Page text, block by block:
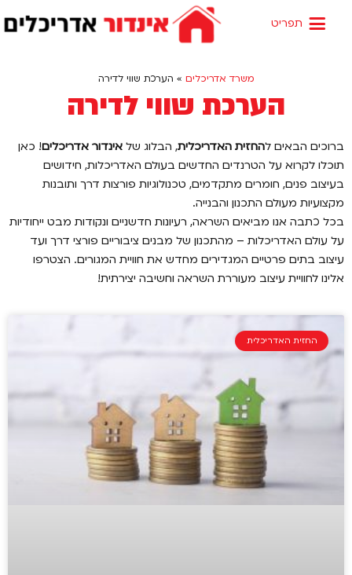
משרד אדריכלים » הערכת שווי לדירה
הערכת שווי לדירה
ברוכים הבאים להחזית האדריכלית, הבלוג של אינדור אדריכלים! כאן
תוכלו לקרוא על הטרנדים החדשים בעולם האדריכלות, חידושים
בעיצוב פנים, חומרים מתקדמים, טכנולוגיות פורצות דרך ותובנות
מקצועיות מעולם התכנון והבנייה.
בכל כתבה אנו מביאים השראה, רעיונות חדשניים ונקודות מבט ייחודיות
על עולם האדריכלות – מהתכנון של מבנים ציבוריים פורצי דרך ועד
עיצוב בתים פרטיים המגדירים מחדש את חוויית המגורים. הצטרפו
אלינו לחוויית עיצוב מעוררת השראה וחשיבה יצירתית!
החזית האדריכלית